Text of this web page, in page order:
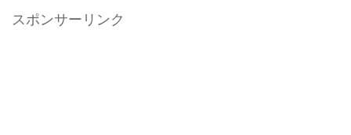
スポンサーリンク